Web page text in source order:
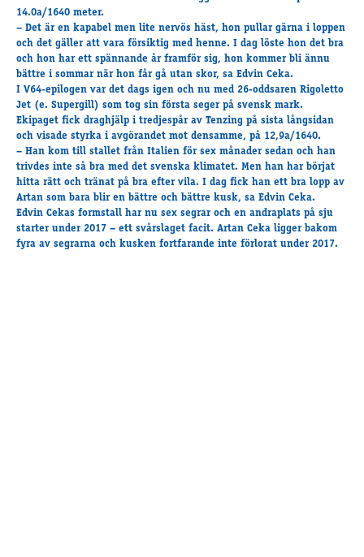
Presentkort
Tävlingsdagar
FAQ
Travkonferens
Exponering & värdskap
Aktiviteter
Tävling
Tävlingsserier
14.0a/1640 meter.
– Det är en kapabel men lite nervös häst, hon pullar gärna i loppen
och det gäller att vara försiktig med henne. I dag löste hon det bra
och hon har ett spännande år framför sig, hon kommer bli ännu
bättre i sommar när hon får gå utan skor, sa Edvin Ceka.
I V64-epilogen var det dags igen och nu med 26-oddsaren Rigoletto
Jet (e. Supergill) som tog sin första seger på svensk mark.
Ekipaget fick draghjälp i tredjespår av Tenzing på sista långsidan
och visade styrka i avgörandet mot densamme, på 12,9a/1640.
– Han kom till stallet från Italien för sex månader sedan och han
trivdes inte så bra med det svenska klimatet. Men han har börjat
hitta rätt och tränat på bra efter vila. I dag fick han ett bra lopp av
Artan som bara blir en bättre och bättre kusk, sa Edvin Ceka.
Edvin Cekas formstall har nu sex segrar och en andraplats på sju
starter under 2017 – ett svårslaget facit. Artan Ceka ligger bakom
fyra av segrarna och kusken fortfarande inte förlorat under 2017.